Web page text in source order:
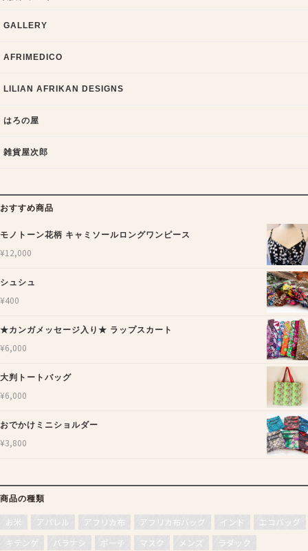
GALLERY
AFRIMEDICO
LILIAN AFRIKAN DESIGNS
はろの屋
雑貨屋次郎
おすすめ商品
モノトーン花柄 キャミソールロングワンピース
¥12,000
シュシュ
¥400
★カンガメッセージ入り★ ラップスカート
¥6,000
大判トートバッグ
¥6,000
おでかけミニショルダー
¥3,800
商品の種類
お米 アパレル アフリカ布 アフリカ布バッグ インド
エコバッグ
キテンゲ
バラナシ ポーチ マスク メンズ
ラダック